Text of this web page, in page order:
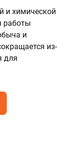
и химической
работы
и
из-
для